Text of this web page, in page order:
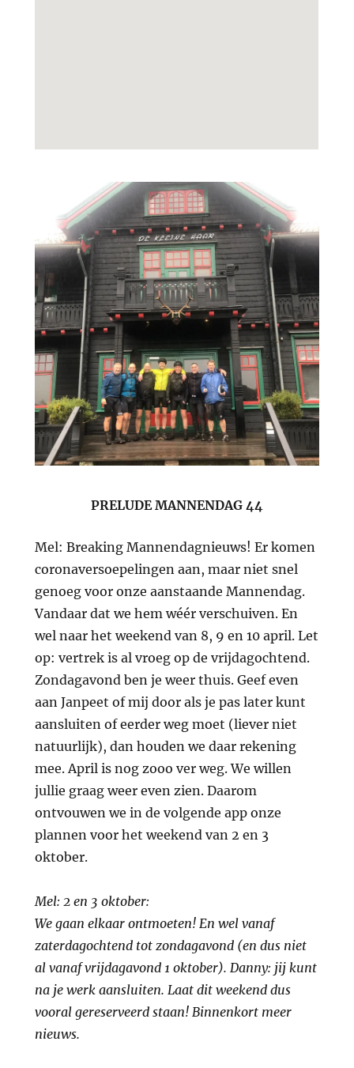
PRELUDE MANNENDAG 44
Mel: Breaking Mannendagnieuws! Er komen
coronaversoepelingen aan, maar niet snel
genoeg voor onze aanstaande Mannendag.
Vandaar dat we hem wéér verschuiven. En
wel naar het weekend van 8, 9 en 10 april. Let
op: vertrek is al vroeg op de vrijdagochtend.
Zondagavond ben je weer thuis. Geef even
aan Janpeet of mij door als je pas later kunt
aansluiten of eerder weg moet (liever niet
natuurlijk), dan houden we daar rekening
mee. April is nog zooo ver weg. We willen
jullie graag weer even zien. Daarom
ontvouwen we in de volgende app onze
plannen voor het weekend van 2 en 3
oktober.
Mel: 2 en 3 oktober:
We gaan elkaar ontmoeten! En wel vanaf
zaterdagochtend tot zondagavond (en dus niet
al vanaf vrijdagavond 1 oktober). Danny: jij kunt
na je werk aansluiten.Laat dit weekend dus
vooral gereserveerd staan!Binnenkort meer
nieuws.